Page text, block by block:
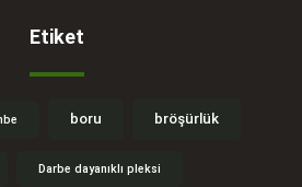
Etiket
boru bröşürlük
Darbe dayanıklı pleksi